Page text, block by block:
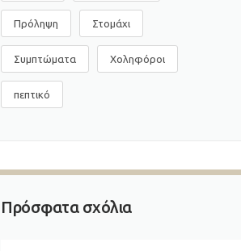
Πρόληψη Στομάχι
Συμπτώματα Χοληφόροι
πεπτικό
Πρόσφατα σχόλια